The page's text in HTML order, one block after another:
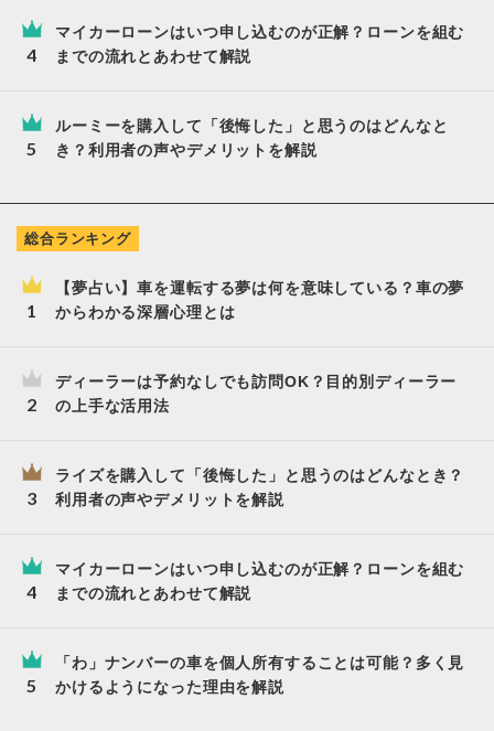
マイカーローンはいつ申し込むのが正解？ローンを組む
までの流れとあわせて解説
ルーミーを購入して「後悔した」と思うのはどんなと
き？利用者の声やデメリットを解説
総合ランキング
【夢占い】車を運転する夢は何を意味している？車の夢
からわかる深層心理とは
ディーラーは予約なしでも訪問OK？目的別ディーラー
の上手な活用法
ライズを購入して「後悔した」と思うのはどんなとき？
利用者の声やデメリットを解説
マイカーローンはいつ申し込むのが正解？ローンを組む
までの流れとあわせて解説
「わ」ナンバーの車を個人所有することは可能？多く見
かけるようになった理由を解説